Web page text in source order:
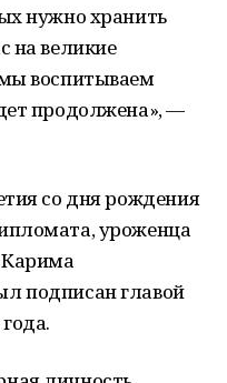
нужно хранить
на великие
воспитываем
продолжена», —
со дня рождения
уроженца
Карима
подписан главой